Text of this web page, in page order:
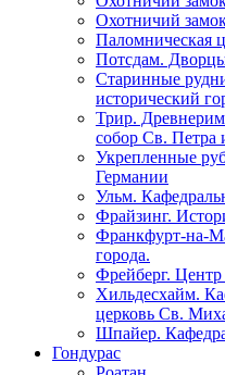
Охотничий
Паломническая
Потсдам.
Старинные
исторический
Трир.
собор Св. Петра
Укрепленные
Германии
Ульм.
Фрайзинг.
Франкфурт-на-
города.
Фрейберг. Центр
Хильдесхайм.
церковь Св.
Шпайер.
Гондурас